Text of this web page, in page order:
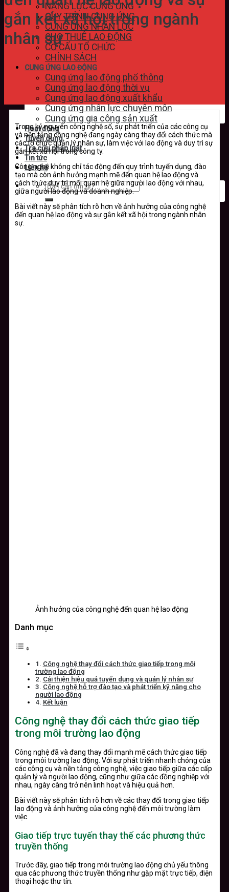
NĂNG LỰC CUNG ỨNG
QUY TRÌNH CUNG ỨNG
CUNG ỨNG NHÂN LỰC
CHO THUÊ LAO ĐỘNG
CƠ CẤU TỔ CHỨC
CHÍNH SÁCH
CUNG ỨNG LAO ĐỘNG
Cung ứng lao động phổ thông
Cung ứng lao động thời vụ
Cung ứng lao động xuất khẩu
Cung ứng nhân lực chuyên môn
Cung ứng gia công sản xuất
Hoạt động
Tuyển dụng
Tra cứu pháp luật
Tin tức
Liên hệ
gắn kết xã hội trong ngành
nhân sự
Trong kỷ nguyên công nghệ số, sự phát triển của các công cụ
và nền tảng công nghệ đang ngày càng thay đổi cách thức mà
các tổ chức quản lý nhân sự, làm việc với lao động và duy trì sự
gắn kết xã hội trong công ty.
Công nghệ không chỉ tác động đến quy trình tuyển dụng, đào
tạo mà còn ảnh hưởng mạnh mẽ đến quan hệ lao động và
cách thức duy trì mối quan hệ giữa người lao động với nhau,
giữa người lao động và doanh nghiệp.
Bài viết này sẽ phân tích rõ hơn về ảnh hưởng của công nghệ
đến quan hệ lao động và sự gắn kết xã hội trong ngành nhân
sự.
Ảnh hưởng của công nghệ đến quan hệ lao động
Danh mục
Công nghệ thay đổi cách thức giao tiếp trong môi
trường lao động
Cải thiện hiệu quả tuyển dụng và quản lý nhân sự
Công nghệ hỗ trợ đào tạo và phát triển kỹ năng cho
người lao động
Kết luận
Công nghệ thay đổi cách thức giao tiếp
trong môi trường lao động
Công nghệ đã và đang thay đổi mạnh mẽ cách thức giao tiếp
trong môi trường lao động. Với sự phát triển nhanh chóng của
các công cụ và nền tảng công nghệ, việc giao tiếp giữa các cấp
quản lý và người lao động, cũng như giữa các đồng nghiệp với
nhau, ngày càng trở nên linh hoạt và hiệu quả hơn.
Bài viết này sẽ phân tích rõ hơn về các thay đổi trong giao tiếp
lao động và ảnh hưởng của công nghệ đến môi trường làm
việc.
Giao tiếp trực tuyến thay thế các phương thức
truyền thống
Trước đây, giao tiếp trong môi trường lao động chủ yếu thông
qua các phương thức truyền thống như gặp mặt trực tiếp, điện
thoại hoặc thư tín.